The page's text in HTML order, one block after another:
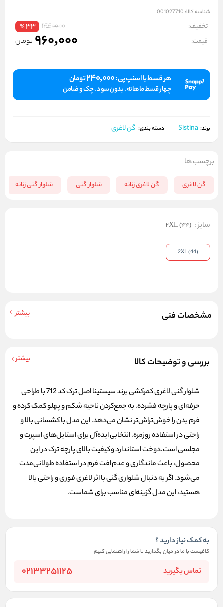
شناسه کالا: 001027710
تخفیف: 1440000
33
%
قیمت: 960,000 تومان
هر قسط با اسنپ پی :240,000تومان
چهار قسط ماهانه . بدون سود ، چک و ضامن
برند: Sistina دسته بندی: گن لاغری
مشخصات فنی بیشتر
بررسی و توضیحات کالا بیشتر
شلوار گنی لاغری کمرکشی برند سیستینا اصل ترک کد 712 با طراحی
حرفه‌ای و پارچه فشرده، به جمع‌کردن ناحیه شکم و پهلو کمک کرده و
فرم بدن را خوش‌تراش‌تر نشان می‌دهد. این مدل با کشسانی بالا و
راحتی در استفاده روزمره، انتخابی ایده‌آل برای استایل‌های اسپرت و
مجلسی است.دوخت استاندارد و کیفیت بالای پارچه ترک در این
محصول، باعث ماندگاری و عدم افت فرم در استفاده طولانی‌مدت
می‌شود. اگر به دنبال شلواری گنی با اثر لاغری فوری و راحتی بالا
هستید، این مدل گزینه‌ای مناسب برای شماست.
به کمک نیاز دارید ؟
کافیست با ما در میان بگذارید تا شما را راهنمایی کنیم
تماس بگیرید 02133251125
برچسب ها
گن لاغری گن لاغری زنانه شلوار گنی شلوار گنی زنانه
سایز:
2XL (44)
2XL (44)